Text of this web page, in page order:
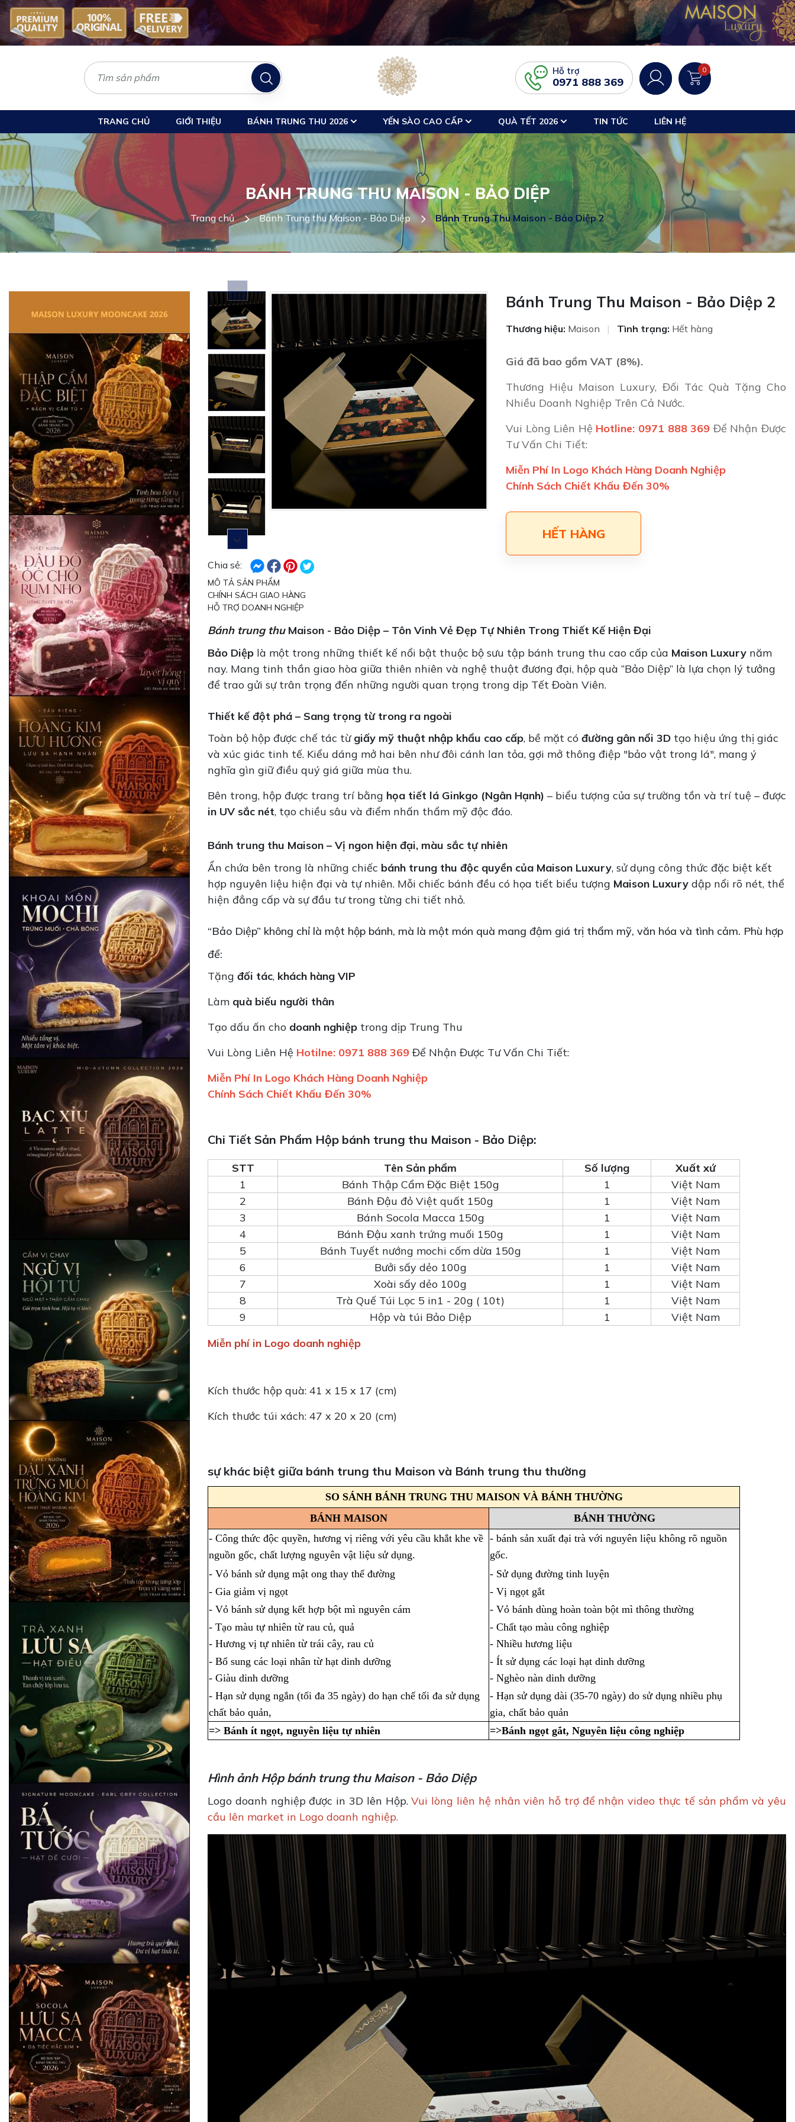
Hỗ trợ
0971 888 369
0
TRANG CHỦ GIỚI THIỆU BÁNH TRUNG THU 2026 YẾN SÀO CAO CẤP QUÀ TẾT 2026 TIN TỨC LIÊN HỆ
BÁNH TRUNG THU MAISON - BẢO DIỆP
Trang chủ Bánh Trung thu Maison - Bảo Diệp Bánh Trung Thu Maison - Bảo Diệp 2
Chia sẻ:
Bánh Trung Thu Maison - Bảo Diệp 2
Thương hiệu: Maison | Tình trạng: Hết hàng
Giá đã bao gồm VAT (8%).
Thương Hiệu Maison Luxury, Đối Tác Quà Tặng Cho
Nhiều Doanh Nghiệp Trên Cả Nước.
Vui Lòng Liên Hệ Hotline: 0971 888 369 Để Nhận Được
Tư Vấn Chi Tiết:
Miễn Phí In Logo Khách Hàng Doanh Nghiệp
Chính Sách Chiết Khấu Đến 30%
HẾT HÀNG
MÔ TẢ SẢN PHẨM
CHÍNH SÁCH GIAO HÀNG
HỖ TRỢ DOANH NGHIỆP
Bánh trung thuMaison - Bảo Diệp – Tôn Vinh Vẻ Đẹp Tự Nhiên Trong Thiết Kế Hiện Đại
Bảo Diệp là một trong những thiết kế nổi bật thuộc bộ sưu tập bánh trung thu cao cấp của Maison Luxury năm
nay. Mang tinh thần giao hòa giữa thiên nhiên và nghệ thuật đương đại, hộp quà “Bảo Diệp” là lựa chọn lý tưởng
để trao gửi sự trân trọng đến những người quan trọng trong dịp Tết Đoàn Viên.
Thiết kế đột phá – Sang trọng từ trong ra ngoài
Toàn bộ hộp được chế tác từ giấy mỹ thuật nhập khẩu cao cấp, bề mặt có đường gân nổi 3D tạo hiệu ứng thị giác
và xúc giác tinh tế. Kiểu dáng mở hai bên như đôi cánh lan tỏa, gợi mở thông điệp "bảo vật trong lá", mang ý
nghĩa gìn giữ điều quý giá giữa mùa thu.
Bên trong, hộp được trang trí bằng họa tiết lá Ginkgo (Ngân Hạnh) – biểu tượng của sự trường tồn và trí tuệ – được
in UV sắc nét, tạo chiều sâu và điểm nhấn thẩm mỹ độc đáo.
Bánh trung thu Maison – Vị ngon hiện đại, màu sắc tự nhiên
Ẩn chứa bên trong là những chiếc bánh trung thu độc quyền của Maison Luxury, sử dụng công thức đặc biệt kết
hợp nguyên liệu hiện đại và tự nhiên. Mỗi chiếc bánh đều có họa tiết biểu tượng Maison Luxury dập nổi rõ nét, thể
hiện đẳng cấp và sự đầu tư trong từng chi tiết nhỏ.
“Bảo Diệp” không chỉ là một hộp bánh, mà là một món quà mang đậm giá trị thẩm mỹ, văn hóa và tình cảm. Phù hợp
để:
Tặng đối tác, khách hàng VIP
Làm quà biếu người thân
Tạo dấu ấn cho doanh nghiệp trong dịp Trung Thu
Vui Lòng Liên Hệ Hotilne: 0971 888 369 Để Nhận Được Tư Vấn Chi Tiết:
Miễn Phí In Logo Khách Hàng Doanh Nghiệp
Chính Sách Chiết Khấu Đến 30%
Chi Tiết Sản Phẩm Hộp bánh trung thu Maison - Bảo Diệp:
STT Tên Sản phẩm Số lượng
Xuất xứ
1
Bánh Thập Cẩm Đặc Biệt 150g 1
Việt Nam
2
Bánh Đậu đỏ Việt quất 150g 1
Việt Nam
3
Bánh Socola Macca 150g 1
Việt Nam
4
Bánh Đậu xanh trứng muối 150g 1
Việt Nam
5
Bánh Tuyết nướng mochi cốm dừa 150g 1
Việt Nam
6
Bưởi sấy dẻo 100g 1
Việt Nam
7
Xoài sấy dẻo 100g 1
Việt Nam
8
Trà Quế Túi Lọc 5 in1 - 20g ( 10t) 1
Việt Nam
9
Hộp và túi Bảo Diệp 1
Việt Nam
Miễn phí in Logo doanh nghiệp
Kích thước hộp quà: 41 x 15 x 17 (cm)
Kích thước túi xách: 47 x 20 x 20 (cm)
sự khác biệt giữa bánh trung thu Maison và Bánh trung thu thường
SO SÁNH BÁNH TRUNG THU MAISON VÀ BÁNH THƯỜNG
BÁNH MAISON
BÁNH THƯỜNG
- Công thức độc quyền, hương vị riêng với yêu cầu khắt khe về
nguồn gốc, chất lượng nguyên vật liệu sử dụng.
- bánh sản xuất đại trà với nguyên liệu không rõ nguồn
gốc.
- Vỏ bánh sử dụng mật ong thay thế đường
- Sử dụng đường tinh luyện
- Gia giảm vị ngọt
- Vị ngọt gắt
- Vỏ bánh sử dụng kết hợp bột mì nguyên cám
- Vỏ bánh dùng hoàn toàn bột mì thông thường
- Tạo màu tự nhiên từ rau củ, quả
- Hương vị tự nhiên từ trái cây, rau củ
- Chất tạo màu công nghiệp
- Nhiều hương liệu
- Bổ sung các loại nhân từ hạt dinh dưỡng
- Giàu dinh dưỡng
- Ít sử dụng các loại hạt dinh dưỡng
- Nghèo nàn dinh dưỡng
- Hạn sử dụng ngắn (tối đa 35 ngày) do hạn chế tối đa sử dụng
chất bảo quản,
- Hạn sử dụng dài (35-70 ngày) do sử dụng nhiều phụ
gia, chất bảo quản
=> Bánh ít ngọt, nguyên liệu tự nhiên
=>Bánh ngọt gắt, Nguyên liệu công nghiệp
Hình ảnh Hộp bánh trung thu Maison - Bảo Diệp
Logo doanh nghiệp được in 3D lên Hộp.Vui lòng liên hệ nhân viên hỗ trợ để nhận video thực tế sản phẩm và yêu
cầu lên market in Logo doanh nghiệp.